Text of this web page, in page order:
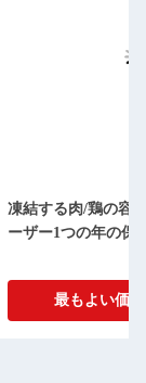
す！
凍結する肉/鶏の容
ーザー1つの年の保
最もよい価